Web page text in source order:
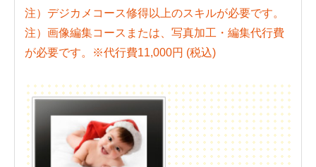
注）デジカメコース修得以上のスキルが必要です。
注）画像編集コースまたは、写真加工・編集代行費
が必要です。※代行費11,000円 (税込)